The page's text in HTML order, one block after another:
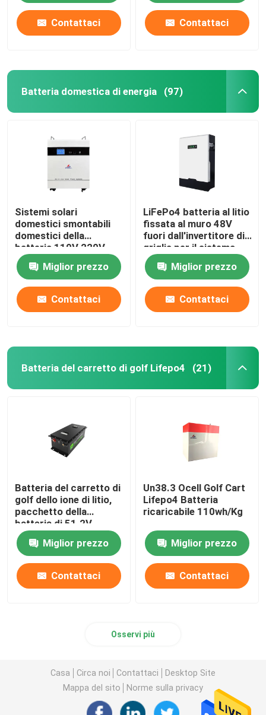
Contattaci Contattaci
Batteria domestica di energia (97)
Sistemi solari
domestici smontabili
domestici della
batteria 110V 220V
3000W di energia
Miglior prezzo
Contattaci
LiFePo4 batteria al litio
fissata al muro 48V
fuori dall'invertitore di
griglia per il sistema
domestico di energia
solareMiglior prezzo
Contattaci
Batteria del carretto di golf Lifepo4 (21)
Batteria del carretto di
golf dello ione di litio,
pacchetto della
batteria di 51.2V
105Ah LiFePo4
Miglior prezzo
Contattaci
Un38.3 Ocell Golf Cart
Lifepo4 Batteria
ricaricabile 110wh/Kg
Miglior prezzo
Contattaci
Osservi più
Casa Circa noi Contattaci
Desktop Site
Mappa del sito
Norme sulla privacy